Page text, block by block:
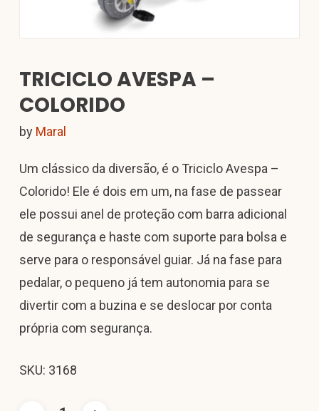
TRICICLO AVESPA –
COLORIDO
by Maral
Um clássico da diversão, é o Triciclo Avespa –
Colorido! Ele é dois em um, na fase de passear
ele possui anel de proteção com barra adicional
de segurança e haste com suporte para bolsa e
serve para o responsável guiar. Já na fase para
pedalar, o pequeno já tem autonomia para se
divertir com a buzina e se deslocar por conta
própria com segurança.
SKU: 3168